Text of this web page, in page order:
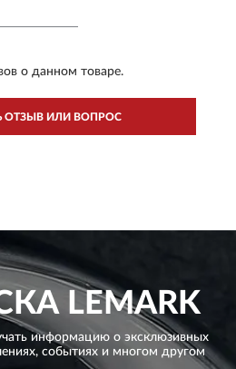
о данном товаре.
ОТЗЫВ ИЛИ ВОПРОС
LEMARK
информацию о эксклюзивных
событиях и многом другом